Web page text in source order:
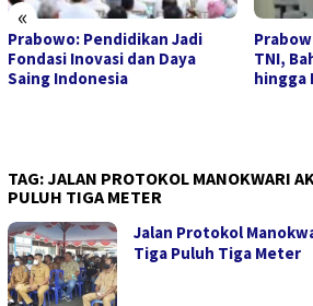
«
Prabowo Terima Pimpinan
TNI, Bahas Jembatan Desa
hingga Program Air Bersih
TAG:JALAN PROTOKOL MANOKWARI
PULUH TIGA METER
Jalan Protokol
Tiga Puluh Tiga Meter